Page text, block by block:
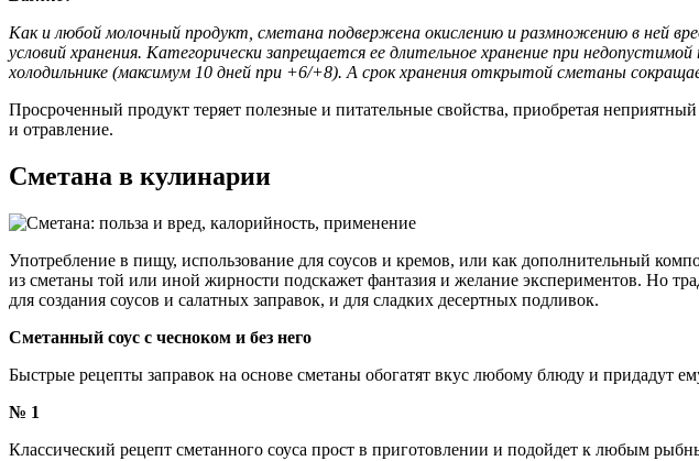
Как и любой молочный продукт, сметана подвержена окислению и размножению в ней
условий хранения. Категорически запрещается ее длительное хранение при
холодильнике (максимум 10 дней при +6/+8). А срок хранения открытой сметаны
Просроченный продукт теряет полезные и питательные свойства, приобретая
и отравление.
Сметана в кулинарии
Употребление в пищу, использование для соусов и кремов, или как дополнительный
из сметаны той или иной жирности подскажет фантазия и желание экспериментов. Но
для создания соусов и салатных заправок, и для сладких десертных подливок.
Сметанный соус с чесноком и без него
Быстрые рецепты заправок на основе сметаны обогатят вкус любому блюду и придадут
№ 1
Классический рецепт сметанного соуса прост в приготовлении и подойдет к любым